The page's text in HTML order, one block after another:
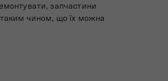
запчастини
таким чином, що їх можна